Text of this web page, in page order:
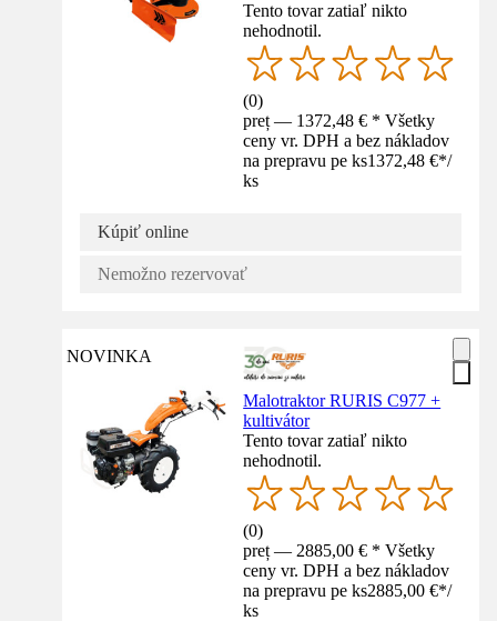
Tento tovar zatiaľ nikto
nehodnotil.
(0)
preț — 1372,48 € * Všetky
ceny vr. DPH a bez nákladov
na prepravu pe ks1372,48 €*/
ks
Kúpiť online
Nemožno rezervovať
NOVINKA
Malotraktor RURIS C977 +
kultivátor
Tento tovar zatiaľ nikto
nehodnotil.
(0)
preț — 2885,00 € * Všetky
ceny vr. DPH a bez nákladov
na prepravu pe ks2885,00 €*/
ks